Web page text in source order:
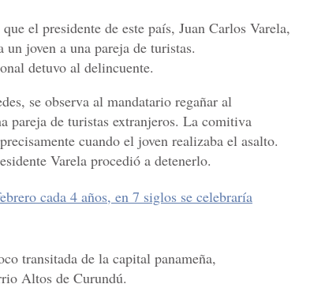
el presidente de este país, Juan Carlos Varela,
joven a una pareja de turistas.
detuvo al delincuente.
se observa al mandatario regañar al
pareja de turistas extranjeros. La comitiva
cuando el joven realizaba el asalto.
Varela procedió a detenerlo.
cada 4 años, en 7 siglos se celebraría
transitada de la capital panameña,
Altos de Curundú.